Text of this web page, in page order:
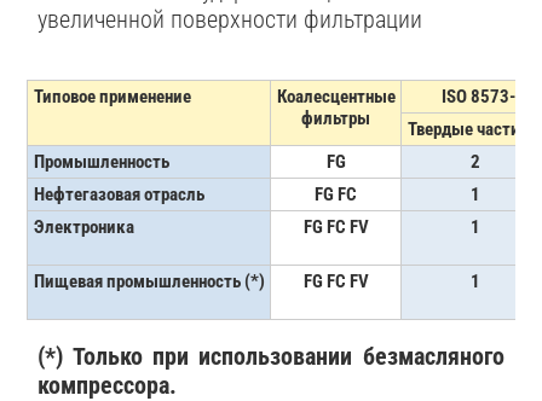
увеличенной поверхности фильтрации
Типовое применение
Коалесцентные
фильтры
ISO 8573-
Твердые частицы
Промышленность
FG
2
Нефтегазовая отрасль
FG FC
1
Электроника
FG FC FV 1
Пищевая промышленность (*) FG FC FV 1
(*) Только при использовании безмасляного
компрессора.